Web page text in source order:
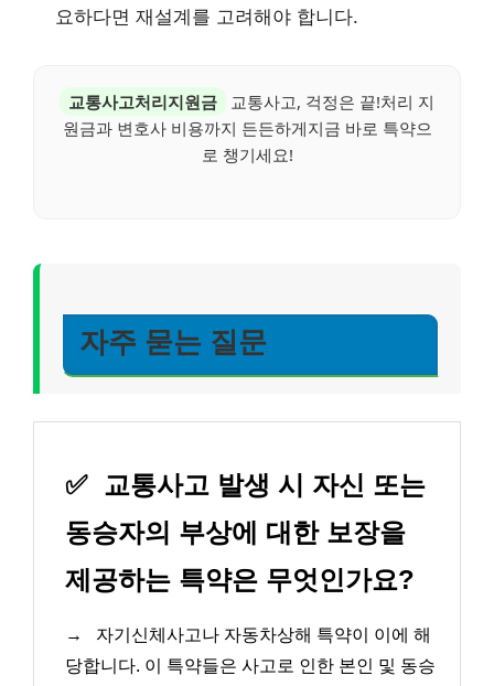
요하다면 재설계를 고려해야 합니다.
교통사고처리지원금
교통사고, 걱정은 끝!처리 지
원금과 변호사 비용까지 든든하게지금 바로 특약으
로 챙기세요!
자주 묻는 질문
✅ 교통사고 발생 시 자신 또는
동승자의 부상에 대한 보장을
제공하는 특약은 무엇인가요?
→
자기신체사고나 자동차상해 특약이 이에 해
당합니다. 이 특약들은 사고로 인한 본인 및 동승